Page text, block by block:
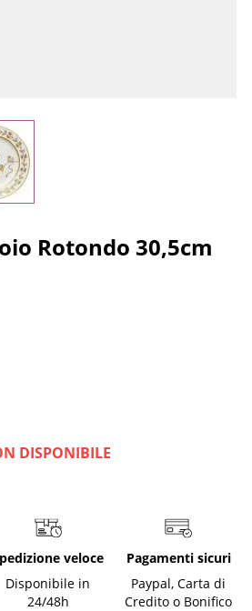
larger image
Rotondo 30,5cm
DISPONIBILE
veloce
Disponibile in
24/48h
Pagamenti sicuri
Paypal, Carta di
Credito o Bonifico